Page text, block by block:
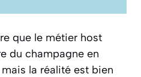
que le métier host
du champagne en
la réalité est bien